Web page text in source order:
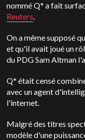
nommé Q* a fait
Reuters.
On a même supposé
et qu'il avait joué un
du PDG Sam Altman
Q* était censé
avec un agent
l'internet.
Malgré des titres
modèle d'une